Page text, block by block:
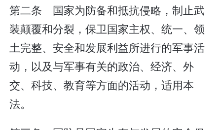
第二条 国家为防备和抵抗侵略，制止武
装颠覆和分裂，保卫国家主权、统一、领
土完整、安全和发展利益所进行的军事活
动，以及与军事有关的政治、经济、外
交、科技、教育等方面的活动，适用本
法。